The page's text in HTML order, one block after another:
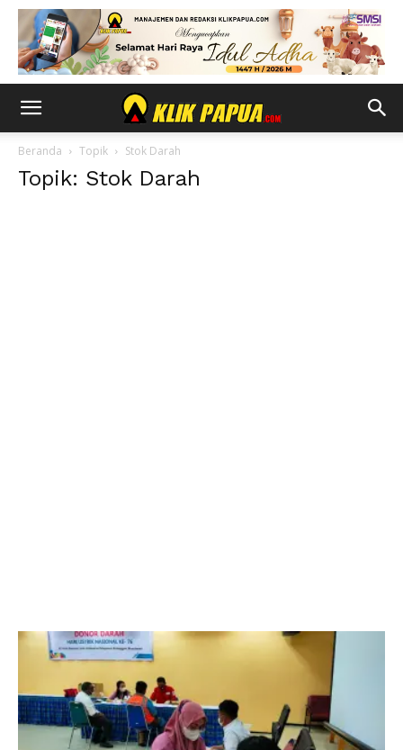
Beranda Topik Stok Darah
Topik: Stok Darah